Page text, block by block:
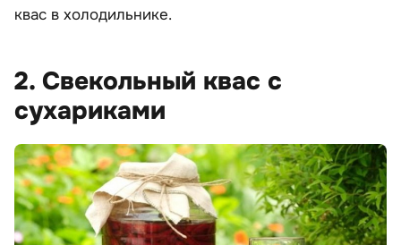
квас в холодильнике.
2. Свекольный квас с
сухариками